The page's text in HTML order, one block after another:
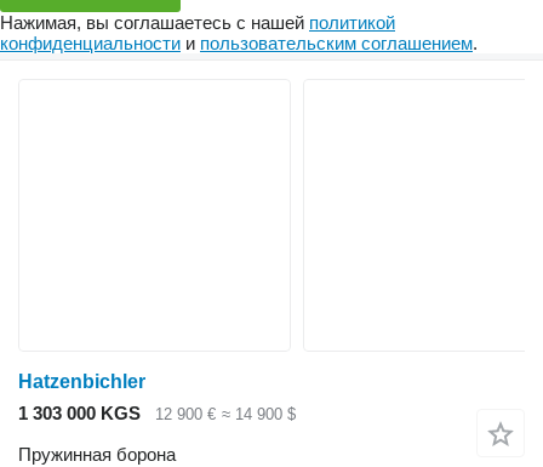
Нажимая, вы соглашаетесь с нашей политикой
конфиденциальности и пользовательским соглашением.
Hatzenbichler
1 303 000 KGS
12 900 € ≈ 14 900 $
Пружинная борона